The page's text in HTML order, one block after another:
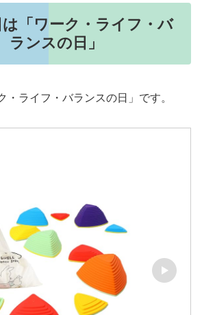
は「ワーク・ライフ・バ
ランスの日」
・ライフ・バランスの日」です。